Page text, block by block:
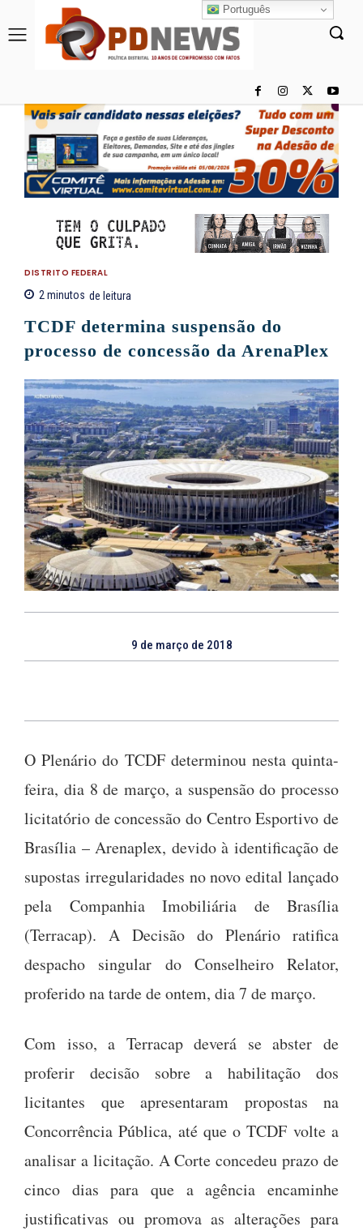
DISTRITO FEDERAL
2minutos de leitura
TCDF determina suspensão do
processo de concessão da ArenaPlex
9 de março de 2018
O Plenário do TCDF determinou nesta quinta-
feira, dia 8 de março, a suspensão do processo
licitatório de concessão do Centro Esportivo de
Brasília – Arenaplex, devido à identificação de
supostas irregularidades no novo edital lançado
pela Companhia Imobiliária de Brasília
(Terracap). A Decisão do Plenário ratifica
despacho singular do Conselheiro Relator,
proferido na tarde de ontem, dia 7 de março.
Com isso, a Terracap deverá se abster de
proferir decisão sobre a habilitação dos
licitantes que apresentaram propostas na
Concorrência Pública, até que o TCDF volte a
analisar a licitação. A Corte concedeu prazo de
cinco dias para que a agência encaminhe
justificativas ou promova as alterações para
Português